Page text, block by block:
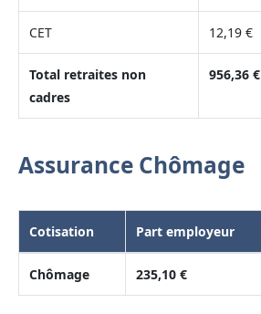
CET 12,19 €
Total retraites non
cadres
956,36 €
Assurance Chômage
Cotisation Part employeur
Chômage 235,10 €